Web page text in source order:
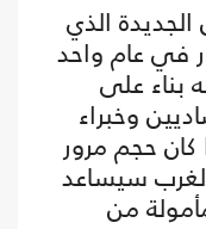
الذي
في عام واحد
بناء على
وخبراء
كان حجم مرور
سيساعد
من